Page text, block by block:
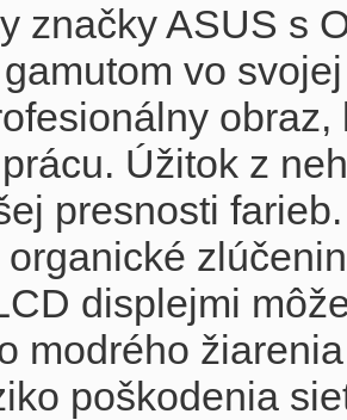
značky ASUS s
vo
Úžitok z
presnosti
displejmi
modrého
poškodenia